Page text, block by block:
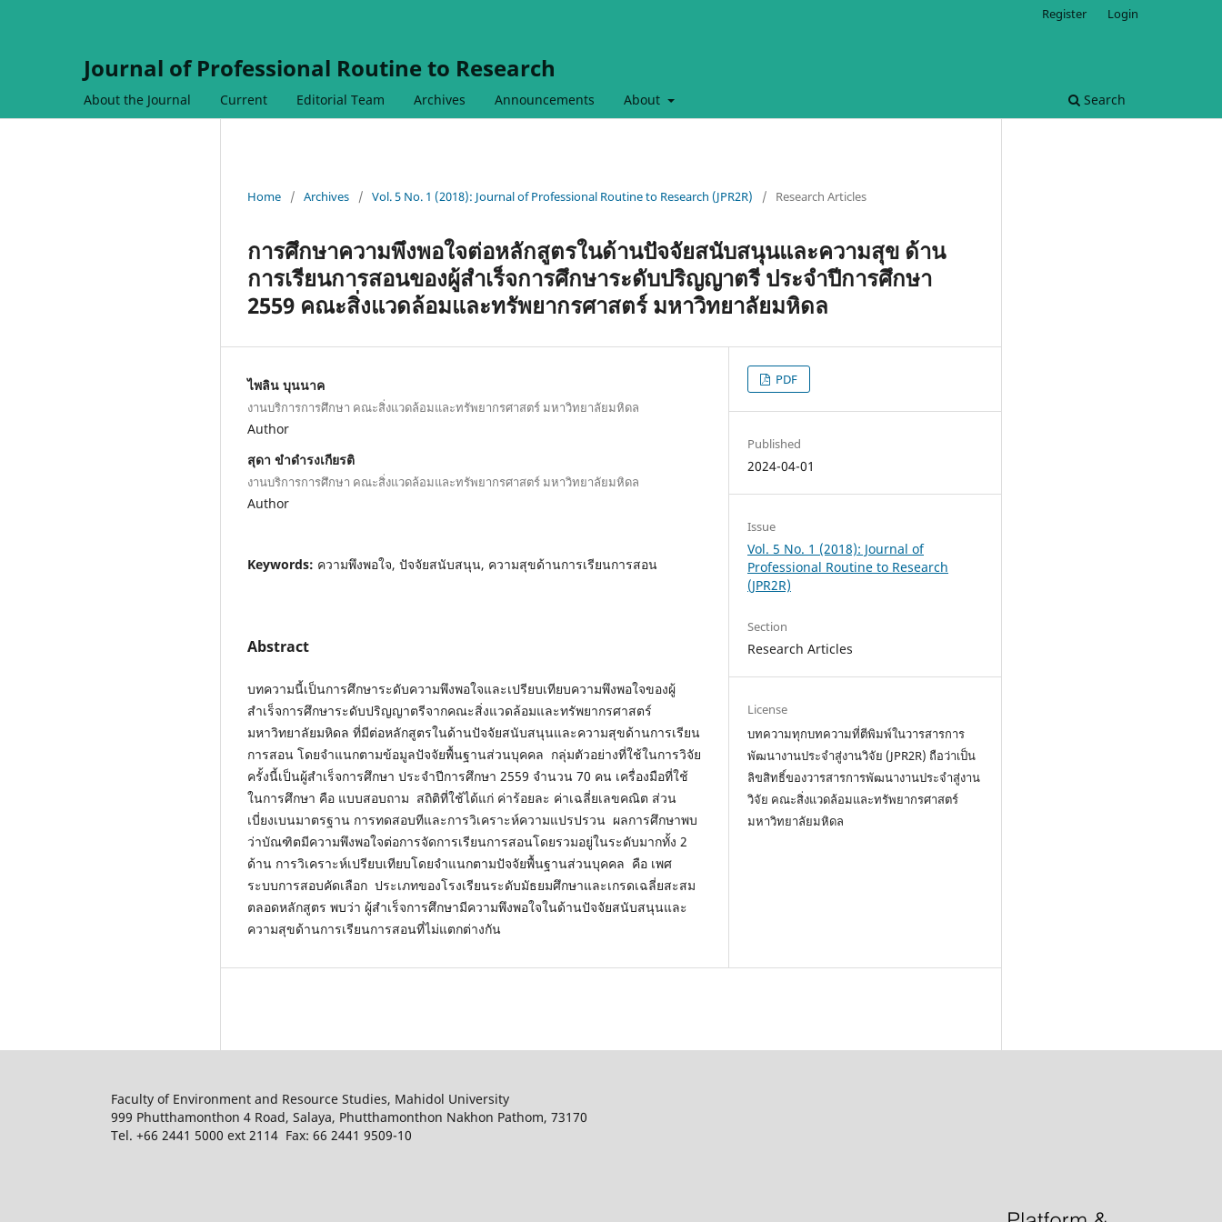
Journal of Professional Routine to Research
About the Journal Current Editorial Team Archives Announcements About Search
Register Login
Home / Archives / Vol. 5 No. 1 (2018): Journal of Professional Routine to Research (JPR2R) / Research Articles
การศึกษาความพึงพอใจต่อหลักสูตรในด้านปัจจัยสนับสนุนและความสุข ด้าน
การเรียนการสอนของผู้สำเร็จการศึกษาระดับปริญญาตรี ประจำปีการศึกษา
2559 คณะสิ่งแวดล้อมและทรัพยากรศาสตร์ มหาวิทยาลัยมหิดล
ไพลิน บุนนาค
งานบริการการศึกษา คณะสิ่งแวดล้อมและทรัพยากรศาสตร์ มหาวิทยาลัยมหิดล
Author
สุดา ขำดำรงเกียรติ
งานบริการการศึกษา คณะสิ่งแวดล้อมและทรัพยากรศาสตร์ มหาวิทยาลัยมหิดล
Author
Keywords: ความพึงพอใจ, ปัจจัยสนับสนุน, ความสุขด้านการเรียนการสอน
Abstract
บทความนี้เป็นการศึกษาระดับความพึงพอใจและเปรียบเทียบความพึงพอใจของผู้
สำเร็จการศึกษาระดับปริญญาตรีจากคณะสิ่งแวดล้อมและทรัพยากรศาสตร์
มหาวิทยาลัยมหิดล ที่มีต่อหลักสูตรในด้านปัจจัยสนับสนุนและความสุขด้านการเรียน
การสอน โดยจำแนกตามข้อมูลปัจจัยพื้นฐานส่วนบุคคล กลุ่มตัวอย่างที่ใช้ในการวิจัย
ครั้งนี้เป็นผู้สำเร็จการศึกษา ประจำปีการศึกษา 2559 จำนวน 70 คน เครื่องมือที่ใช้
ในการศึกษา คือ แบบสอบถาม สถิติที่ใช้ได้แก่ ค่าร้อยละ ค่าเฉลี่ยเลขคณิต ส่วน
เบี่ยงเบนมาตรฐาน การทดสอบทีและการวิเคราะห์ความแปรปรวน ผลการศึกษาพบ
ว่าบัณฑิตมีความพึงพอใจต่อการจัดการเรียนการสอนโดยรวมอยู่ในระดับมากทั้ง 2
ด้าน การวิเคราะห์เปรียบเทียบโดยจำแนกตามปัจจัยพื้นฐานส่วนบุคคล คือ เพศ
ระบบการสอบคัดเลือก ประเภทของโรงเรียนระดับมัธยมศึกษาและเกรดเฉลี่ยสะสม
ตลอดหลักสูตร พบว่า ผู้สำเร็จการศึกษามีความพึงพอใจในด้านปัจจัยสนับสนุนและ
ความสุขด้านการเรียนการสอนที่ไม่แตกต่างกัน
PDF
Published
2024-04-01
Issue
Vol. 5 No. 1 (2018): Journal of
Professional Routine to Research
(JPR2R)
Section
Research Articles
License
บทความทุกบทความที่ตีพิมพ์ในวารสารการ
พัฒนางานประจำสู่งานวิจัย (JPR2R) ถือว่าเป็น
ลิขสิทธิ์ของวารสารการพัฒนางานประจำสู่งาน
วิจัย คณะสิ่งแวดล้อมและทรัพยากรศาสตร์
มหาวิทยาลัยมหิดล
Faculty of Environment and Resource Studies, Mahidol University
999 Phutthamonthon 4 Road, Salaya, Phutthamonthon Nakhon Pathom, 73170
Tel. +66 2441 5000 ext 2114 Fax: 66 2441 9509-10